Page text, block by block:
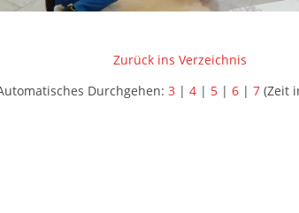
Zurück ins Verzeichnis
Durchgehen: 3| 4| 5| 6| 7(Zeit